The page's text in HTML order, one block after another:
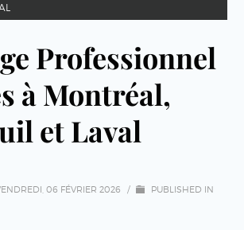
Professionnel
à Montréal,
et Laval
06 FÉVRIER 2026 /
PUBLISHED IN